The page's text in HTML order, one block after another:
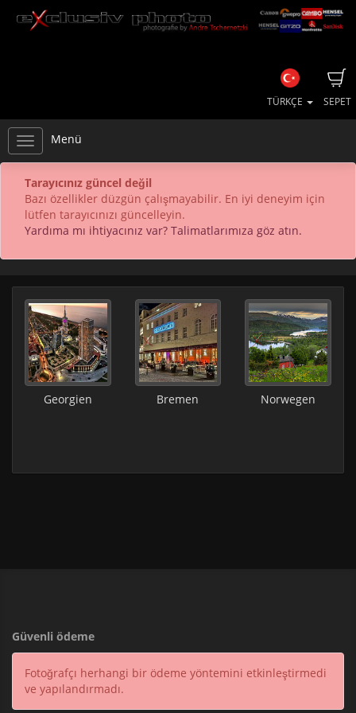
SEPET
TÜRKÇE
Menü
Tarayıcınız güncel değil
Bazı özellikler düzgün çalışmayabilir. En iyi deneyim için
lütfen tarayıcınızı güncelleyin.
Yardıma mı ihtiyacınız var? Talimatlarımıza göz atın.
Georgien Bremen Norwegen
Güvenli ödeme
Fotoğrafçı herhangi bir ödeme yöntemini etkinleştirmedi
ve yapılandırmadı.